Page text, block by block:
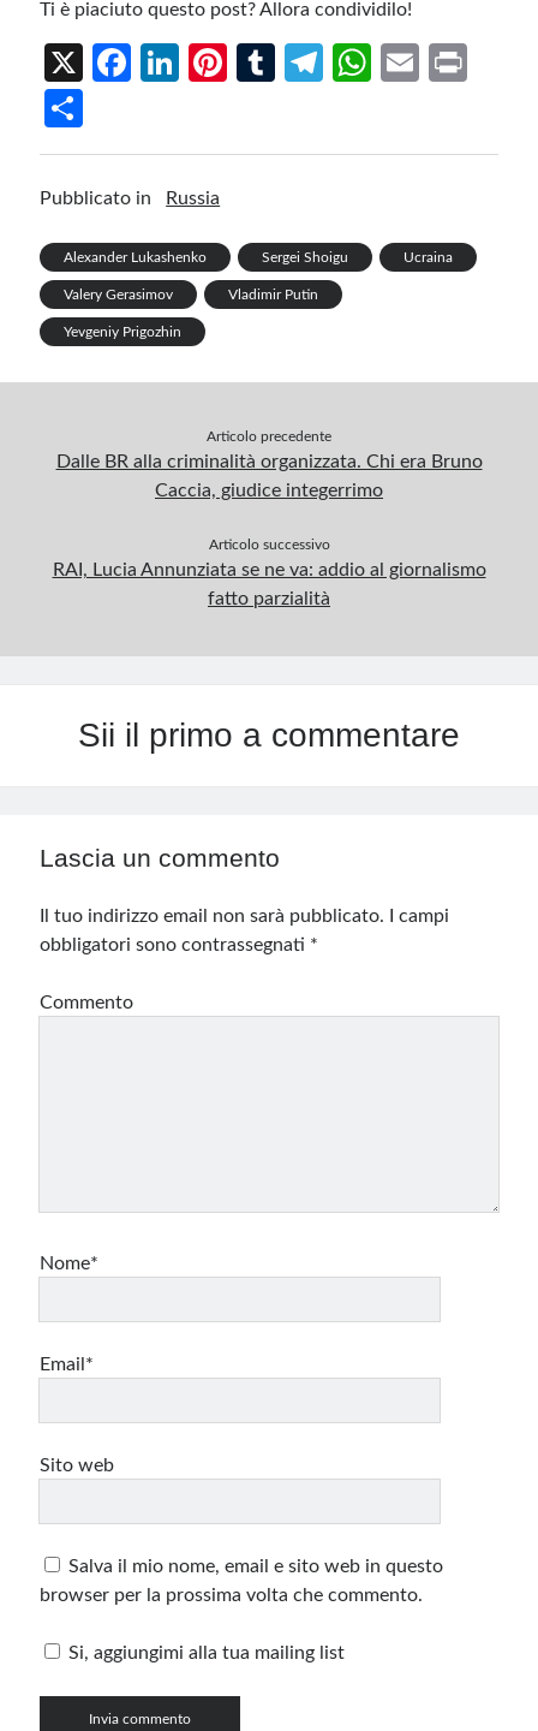
Ti è piaciuto questo post? Allora condividilo!
X
Fa
o
k
Li
n
Pi
T
Te
W
p
E
h
ar
Pubblicato in Russia
Alexander Lukashenko Sergei Shoigu Ucraina
Valery Gerasimov Vladimir Putin
Yevgeniy Prigozhin
Articolo precedente
Dalle BR alla criminalità organizzata. Chi era Bruno
Caccia, giudice integerrimo
Articolo successivo
RAI, Lucia Annunziata se ne va: addio al giornalismo
fatto parzialità
Sii il primo a commentare
Lascia un commento
Il tuo indirizzo email non sarà pubblicato.
I campi
obbligatori sono contrassegnati *
Commento
Nome*
Email*
Sito web
Salva il mio nome, email e sito web in questo
browser per la prossima volta che commento.
Si, aggiungimi alla tua mailing list